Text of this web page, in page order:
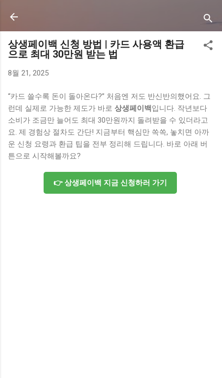
상생페이백 신청 방법 | 카드 사용액 환급
으로 최대 30만원 받는 법
8월 21, 2025
“카드 쓸수록 돈이 돌아온다?” 처음엔 저도 반신반의했어요. 그
런데 실제로 가능한 제도가 바로 상생페이백 입니다. 작년보다
소비가 조금만 늘어도 최대 30만원까지 돌려받을 수 있더라고
요. 제 경험상 절차도 간단! 지금부터 핵심만 쏙쏙, 놓치면 아까
운 신청 요령과 환급 팁을 전부 정리해 드립니다. 바로 아래 버
튼으로 시작해볼까요?
👉 상생페이백 지금 신청하러 가기